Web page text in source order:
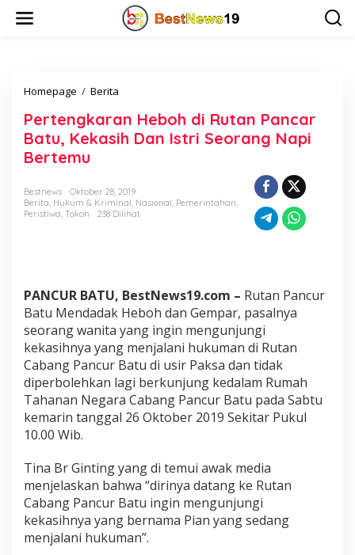
Homepage / Berita
r
t
e
k
a
r
b
o
h
d
i
R
t
a
n
c
a
r
B
a
t
Pertengkaran Heboh di Rutan Pancar
Batu, Kekasih Dan Istri Seorang Napi
Bertemu
Bestnews
Oktober 28, 2019
Berita, Hukum & Kriminal, Nasional, Pemerintahan,
Peristiwa, Tokoh 238 Dilihat
PANCUR BATU, BestNews19.com – Rutan Pancur
Batu Mendadak Heboh dan Gempar, pasalnya
seorang wanita yang ingin mengunjungi
kekasihnya yang menjalani hukuman di Rutan
Cabang Pancur Batu di usir Paksa dan tidak
diperbolehkan lagi berkunjung kedalam Rumah
Tahanan Negara Cabang Pancur Batu pada Sabtu
kemarin tanggal 26 Oktober 2019 Sekitar Pukul
10.00 Wib.
Tina Br Ginting yang di temui awak media
menjelaskan bahwa “dirinya datang ke Rutan
Cabang Pancur Batu ingin mengunjungi
kekasihnya yang bernama Pian yang sedang
menjalani hukuman”.